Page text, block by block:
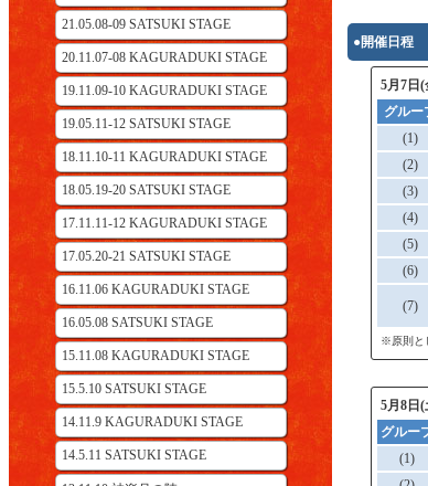
21.05.08-09 SATSUKI STAGE
20.11.07-08 KAGURADUKI STAGE
19.11.09-10 KAGURADUKI STAGE
19.05.11-12 SATSUKI STAGE
18.11.10-11 KAGURADUKI STAGE
18.05.19-20 SATSUKI STAGE
17.11.11-12 KAGURADUKI STAGE
17.05.20-21 SATSUKI STAGE
16.11.06 KAGURADUKI STAGE
16.05.08 SATSUKI STAGE
15.11.08 KAGURADUKI STAGE
15.5.10 SATSUKI STAGE
14.11.9 KAGURADUKI STAGE
14.5.11 SATSUKI STAGE
●開催日程
5月7日(
グルー
(1)
(2)
(3)
(4)
(5)
(6)
(7)
※原則と
5月8日(
グルー
(1)